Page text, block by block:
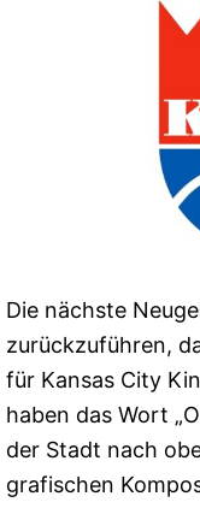
Die nächste
zurückzuführen,
für Kansas City
haben das Wort
der Stadt nach
grafischen